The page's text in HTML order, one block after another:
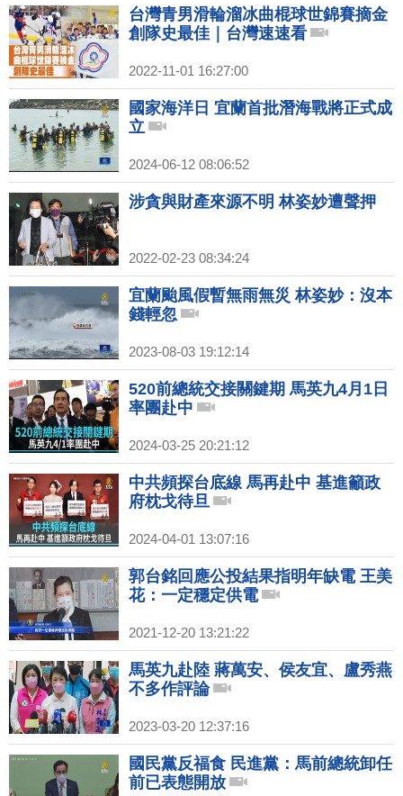
台灣青男滑輪溜冰曲棍球世錦賽摘金
創隊史最佳｜台灣速速看
2022-11-01 16:27:00
國家海洋日 宜蘭首批潛海戰將正式成
立
2024-06-12 08:06:52
涉貪與財產來源不明 林姿妙遭聲押
2022-02-23 08:34:24
宜蘭颱風假暫無雨無災 林姿妙：沒本
錢輕忽
2023-08-03 19:12:14
520前總統交接關鍵期 馬英九4月1日
率團赴中
2024-03-25 20:21:12
中共頻探台底線 馬再赴中 基進籲政
府枕戈待旦
2024-04-01 13:07:16
郭台銘回應公投結果指明年缺電 王美
花：一定穩定供電
2021-12-20 13:21:22
馬英九赴陸 蔣萬安、侯友宜、盧秀燕
不多作評論
2023-03-20 12:37:16
國民黨反福食 民進黨：馬前總統卸任
前已表態開放